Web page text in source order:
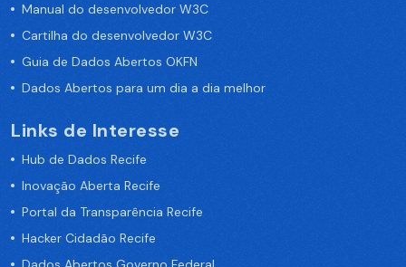
Manual do desenvolvedor W3C
Cartilha do desenvolvedor W3C
Guia de Dados Abertos OKFN
Dados Abertos para um dia a dia melhor
Links de Interesse
Hub de Dados Recife
Inovação Aberta Recife
Portal da Transparência Recife
Hacker Cidadão Recife